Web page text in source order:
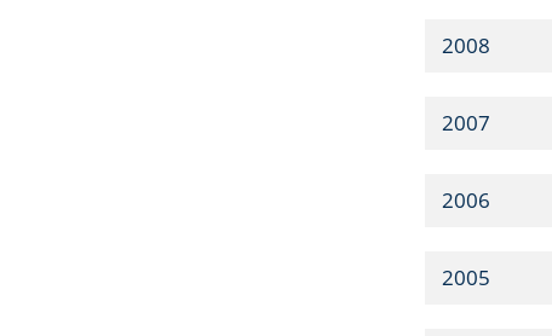
2008
2007
2006
2005